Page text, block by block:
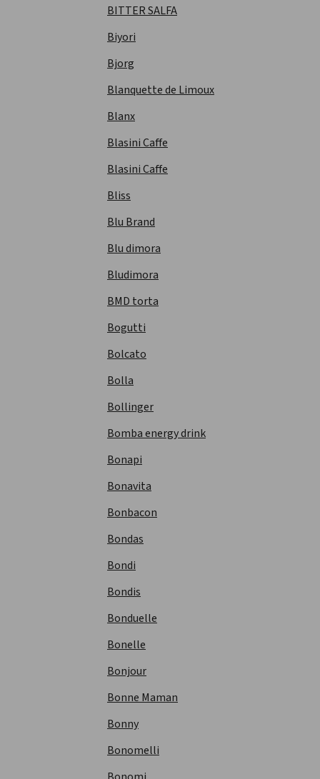
BITTER SALFA
Biyori
Bjorg
Blanquette de Limoux
Blanx
Blasini Caffe
Blasini Caffe
Bliss
Blu Brand
Blu dimora
Bludimora
BMD torta
Bogutti
Bolcato
Bolla
Bollinger
Bomba energy drink
Bonapi
Bonavita
Bonbacon
Bondas
Bondi
Bondis
Bonduelle
Bonelle
Bonjour
Bonne Maman
Bonny
Bonomelli